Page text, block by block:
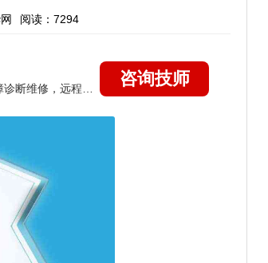
阅读：7294
咨询技师